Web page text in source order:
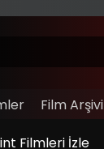
Film Arşivi
Filmleri İzle